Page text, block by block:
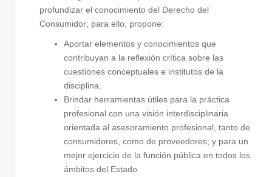
profundizar el conocimiento del Derecho del
Consumidor; para ello, propone:
Aportar elementos y conocimientos que
contribuyan a la reflexión crítica sobre las
cuestiones conceptuales e institutos de la
disciplina.
Brindar herramientas útiles para la práctica
profesional con una visión interdisciplinaria
orientada al asesoramiento profesional, tanto de
consumidores, como de proveedores; y para un
mejor ejercicio de la función pública en todos los
ámbitos del Estado.